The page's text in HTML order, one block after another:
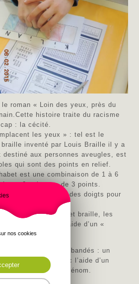
roman « Loin des yeux, près du
histoire traite du racisme
: la cécité.
les yeux » : tel est le
braille inventé par Louis Braille il y a
destiné aux personnes aveugles, est
qui sont des points en relief.
est une combinaison de 1 à 6
en 2 colonnes de 3 points.
d’utiliser le bout des doigts pour
de l’alphabet braille, les
en braille à l’aide d’un «
ils avaient les yeux bandés : un
était attribué et avec l’aide d’un
lire tactilement le prénom.
un vif succès !
nos cookies